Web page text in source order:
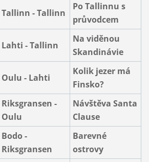
Tallinn -Tallinn
Po Tallinnu s
průvodcem
Lahti - Tallinn
Na viděnou
Skandinávie
Oulu - Lahti
Kolik jezer má
Finsko?
Riksgransen -
Oulu
Návštěva Santa
Clause
Bodo -
Riksgransen
Barevné
ostrovy